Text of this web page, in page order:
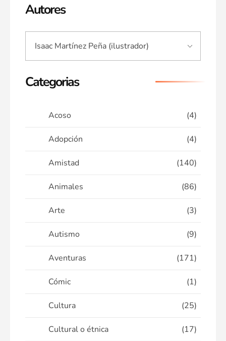
Autores
Categorias
Acoso (4)
Adopción (4)
Amistad (140)
Animales (86)
Arte (3)
Autismo (9)
Aventuras (171)
Cómic (1)
Cultura (25)
Cultural o étnica (17)